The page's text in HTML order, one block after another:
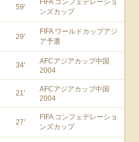
59'
FIFA コンフェデレーショ
ンズカップ
29'
FIFA ワールドカップアジ
ア予選
34'
AFCアジアカップ中国
2004
21'
AFCアジアカップ中国
2004
27'
FIFA コンフェデレーショ
ンズカップ